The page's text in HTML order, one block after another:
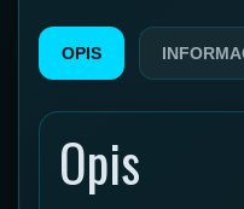
OPIS
Opis